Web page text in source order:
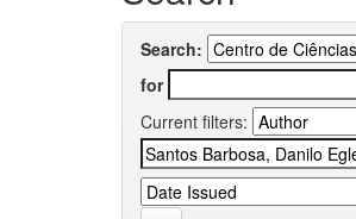
Search:
for
Current filters: